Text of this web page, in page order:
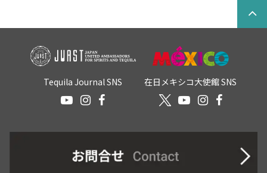
Tequila Journal SNS 在日メキシコ大使館 SNS